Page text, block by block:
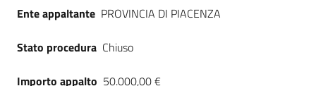
Ente appaltante PROVINCIA DI PIACENZA
Stato procedura Chiuso
Importo appalto 50.000,00 €